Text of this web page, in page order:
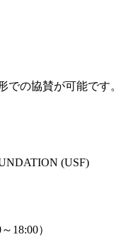
での協賛が可能です。
(USF)
18:00）